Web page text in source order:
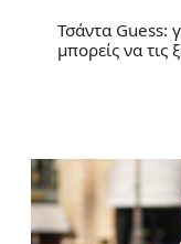
Τσάντα Guess:
μπορείς να τις